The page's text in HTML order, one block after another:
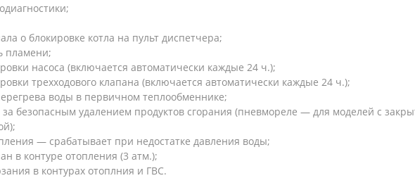
о блокировке котла на пульт диспетчера;
пламени;
насоса (включается автоматически каждые 24 ч.);
трехходового клапана (включается автоматически каждые 24 ч.);
воды в первичном теплообменнике;
за безопасным удалением продуктов сгорания (пневмореле — для моделей с
— срабатывает при недостатке давления воды;
в контуре отопления (3 атм.);
в контурах отоплния и ГВС.